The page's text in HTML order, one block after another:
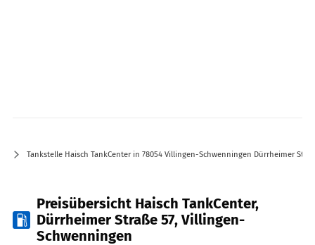
Tankstelle Haisch TankCenter in 78054 Villingen-Schwenningen Dürrheimer
Preisübersicht Haisch TankCenter,
Dürrheimer Straße 57, Villingen-
Schwenningen